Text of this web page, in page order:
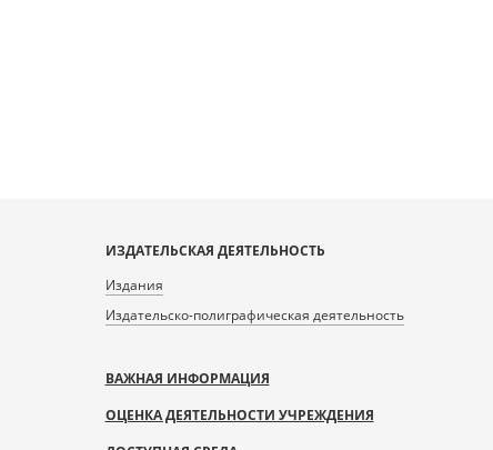
ИЗДАТЕЛЬСКАЯ ДЕЯТЕЛЬНОСТЬ
Издания
Издательско-полиграфическая деятельность
ВАЖНАЯ ИНФОРМАЦИЯ
ОЦЕНКА ДЕЯТЕЛЬНОСТИ УЧРЕЖДЕНИЯ